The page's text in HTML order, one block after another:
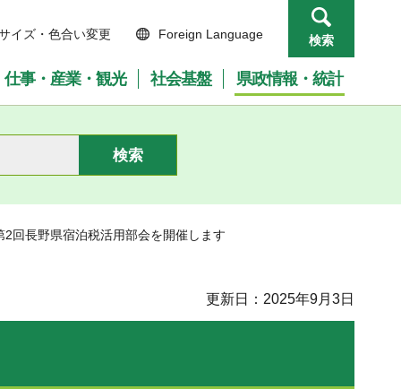
イズ・色合い変更 Foreign Language 検索
仕事・産業・観光 社会基盤 県政情報・統計
2回長野県宿泊税活用部会を開催します
更新日：2025年9月3日